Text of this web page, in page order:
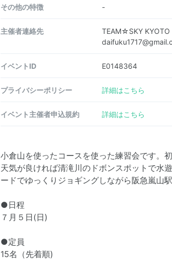
その他の特徴 -
主催者連絡先
TEAM☆SKY KYOTO
イベントID E0148364
プライバシーポリシー 詳細はこちら
イベント主催者申込規約 詳細はこちら
小倉山を使ったコースを使った練習会です。
天気が良ければ清滝川のドボンスポットで水
ードでゆっくりジョギングしながら阪急嵐山駅
●日程
７月５日(日)
​​​​●定員
15名（先着順)